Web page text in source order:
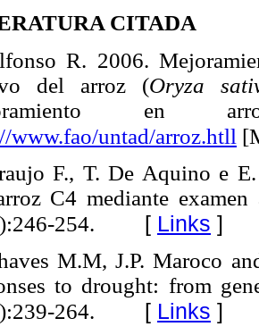
CITADA
R. 2006.
del arroz (Oryza
en
www.fao/untad/arroz.htll
F., T. De Aquino e E.
C4 mediante
254. [ Links ]
M.M, J.P. Maroco
to drought: from
264. [ Links ]